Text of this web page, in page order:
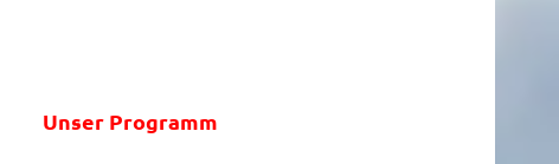
Unser Programm